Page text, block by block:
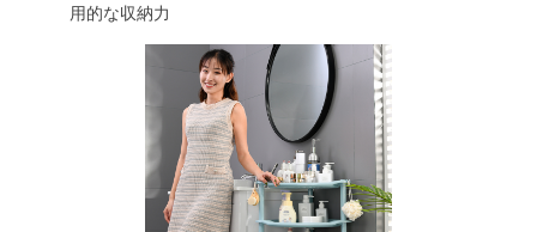
用的な収納力